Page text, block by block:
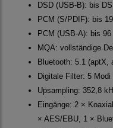
DSD (USB-B): bis
PCM (S/PDIF): bis
PCM (USB-A): bis 96
MQA: vollständige
Bluetooth: 5.1 (aptX,
Digitale Filter: 5 Modi
Upsampling: 352,8
Eingänge: 2 ×
× AES/EBU, 1 ×